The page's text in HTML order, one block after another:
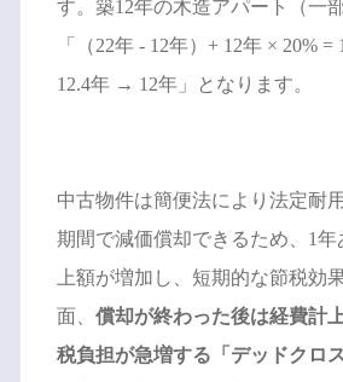
す。築12年の木造アパート（一
「（22年 - 12年）+ 12年 × 20% =
12.4年 → 12年」となります。
中古物件は簡便法により法定耐
期間で減価償却できるため、1
上額が増加し、短期的な節税効
面、 償却が終わった後は経費計
税負担が急増する「デッドクロス